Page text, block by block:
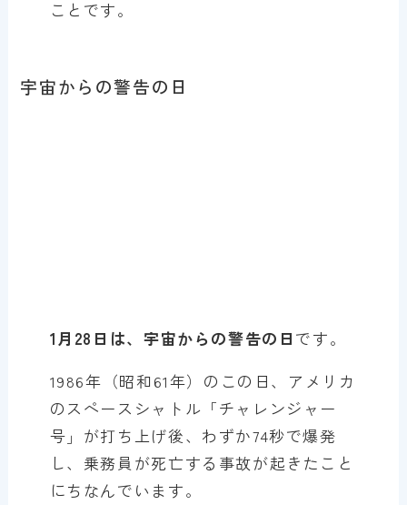
ことです。
宇宙からの警告の日
1月28日は、宇宙からの警告の日 です。
1986年（昭和61年）のこの日、アメリカ
のスペースシャトル「チャレンジャー
号」が打ち上げ後、わずか74秒で爆発
し、乗務員が死亡する事故が起きたこと
にちなんでいます。